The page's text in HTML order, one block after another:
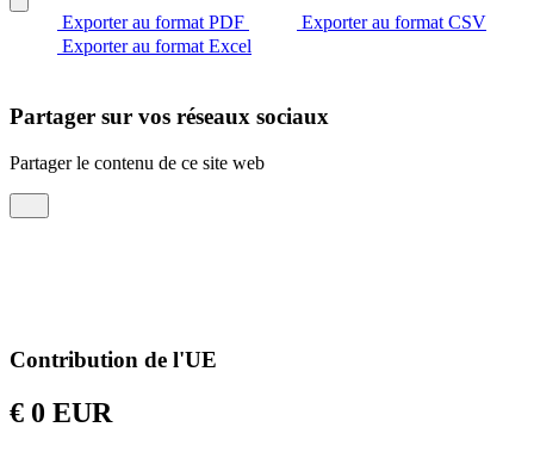
Exporter au format PDF
Exporter au format CSV
Exporter au format Excel
Partager sur vos réseaux sociaux
Partager le contenu de ce site web
Contribution de l'UE
€ 0 EUR